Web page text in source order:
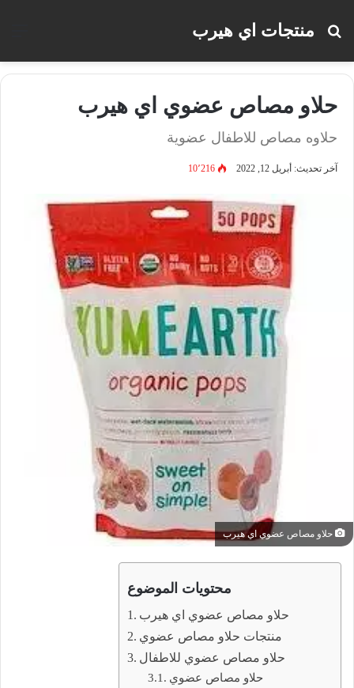
منتجات اي هيرب
بحث
حلاو مصاص عضوي اي هيرب
حلاوه مصاص للاطفال عضوية
آخر تحديث: أبريل 12, 2022 10٬216
حلاو مصاص عضوي اي هيرب
محتويات الموضوع
حلاو مصاص عضوي اي هيرب
منتجات حلاو مصاص عضوي
حلاو مصاص عضوي للاطفال
حلاو مصاص عضوي